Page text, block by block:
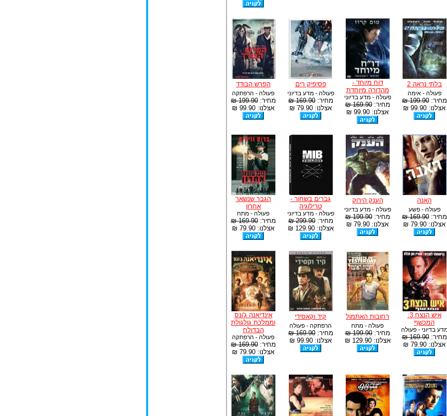
בלתי נראה 2
פעולה - אימה
מחיר:199.90 ₪
אצלנו: 99.90 ₪
דוח מיוחד -
מהדורה מיוחדת
פעולה - מדע בדיוני
מחיר:169.90 ₪
אצלנו: 99.90 ₪
פסיפיק רים
פעולה - מדע בדיוני
מחיר:169.90 ₪
אצלנו: 79.90 ₪
הפרש הבודד
פעולה - הרפתקה
מחיר:199.90 ₪
אצלנו: 99.90 ₪
האנה
פעולה - פשע
מחיר:169.90 ₪
אצלנו: 79.90 ₪
הענק הירוק
פעולה - מדע בדיוני
מחיר:199.90 ₪
אצלנו: 79.90 ₪
גברים בשחור -
טרילוגיה
פעולה - מדע בדיוני
מחיר:299.90 ₪
אצלנו: 129.90 ₪
הגבר שנשאר
אחרון
פעולה - מתח
מחיר:169.90 ₪
אצלנו: 79.90 ₪
איש הנצח 3:
המכשף
בדיוני - פעולה
מחיר:169.90 ₪
אצלנו: 79.90 ₪
רחובות האתמול
פעולה - מתח
מחיר:199.90 ₪
אצלנו: 129.90 ₪
קיד וקאסידי
הרפתקה - פעולה
מחיר:169.90 ₪
אצלנו: 99.90 ₪
אינדיאנה ג'ונס
וממלכת גולגולת
הבדולח
פעולה - הרפתקה
מחיר:169.90 ₪
אצלנו: 79.90 ₪